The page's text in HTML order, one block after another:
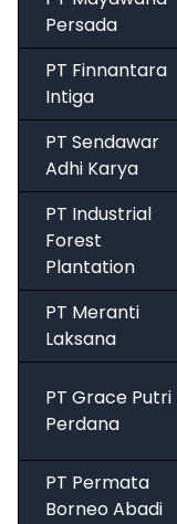
Persada
PT Finnantara
Intiga
PT Sendawar
Adhi Karya
PT Industrial
Forest
Plantation
PT Meranti
Laksana
PT Grace Putri
Perdana
PT Permata
Borneo Abadi